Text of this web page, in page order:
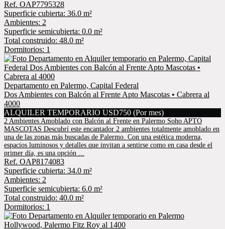
Ref. OAP7795328
Superficie cubierta: 36.0 m²
Ambientes: 2
Superficie semicubierta: 0.0 m²
Total construido: 48.0 m²
Dormitorios: 1
Departamento en Palermo, Capital Federal
Dos Ambientes con Balcón al Frente Apto Mascotas • Cabrera al
4000
ALQUILER TEMPORARIO USD750 (Por mes)
2 Ambientes Amoblado con Balcón al Frente en Palermo Soho APTO
MASCOTAS Descubrí este encantador 2 ambientes totalmente amoblado en
una de las zonas más buscadas de Palermo. Con una estética moderna,
espacios luminosos y detalles que invitan a sentirse como en casa desde el
primer día, es una opción ...
Ref. OAP8174083
Superficie cubierta: 34.0 m²
Ambientes: 2
Superficie semicubierta: 6.0 m²
Total construido: 40.0 m²
Dormitorios: 1